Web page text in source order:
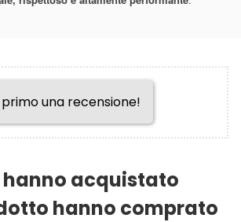
una recensione!
hanno acquistato
hanno comprato